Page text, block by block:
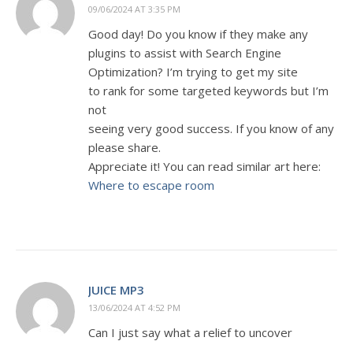
09/06/2024 AT 3:35 PM
Good day! Do you know if they make any
plugins to assist with Search Engine
Optimization? I’m trying to get my site
to rank for some targeted keywords but I’m
not
seeing very good success. If you know of any
please share.
Appreciate it! You can read similar art here:
Where to escape room
JUICE MP3
13/06/2024 AT 4:52 PM
Can I just say what a relief to uncover